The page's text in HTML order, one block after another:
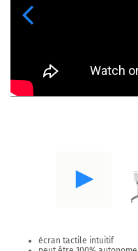
Previous
écran tactile intuitif